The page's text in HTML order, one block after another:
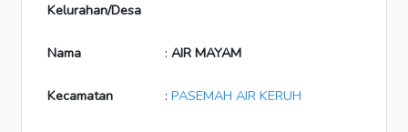
Kelurahan/Desa
Nama : AIR MAYAM
Kecamatan : PASEMAH AIR KERUH